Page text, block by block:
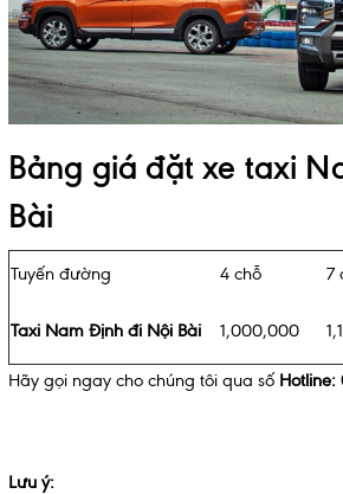
Bảng giá đặt xe taxi
Bài
Tuyến đường 4 chỗ 7
Taxi Nam Định đi Nội Bài 1,000,000
Hãy gọi ngay cho chúng tôi qua số
Lưu ý: